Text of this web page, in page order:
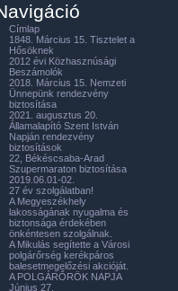
Címlap
1848. Március 15. Tisztelet a
Hősöknek
2012 évi Közhasznúsági
Beszámolók
2018. Március 15. Nemzeti
Ünnepünk rendezvény
biztosítása
2021. augusztus 20.
Államalapító Szent István
Napján rendezvény
biztosítások
22, Békéscsaba-Arad
Szupermaraton biztosítása
2019.06.01-02.
27 év szolgálatban!
A Megyeszékhely
lakosságának nyugalma és
biztonsága érdekében
önkéntesen szolgálnak.
A Mikulás segítette a Városi
polgárőrség kerékpáros
balesetmegelőzési akcióját.
A POLGÁRŐRÖK NAPJA
Június 27.